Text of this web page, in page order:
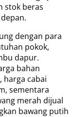
stok beras
dengan para
pokok,
dapur.
bahan
harga cabai
sementara
merah dijual
bawang putih